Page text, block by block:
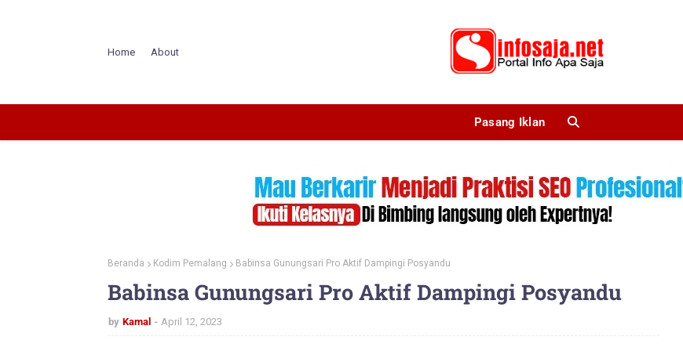
Home About
Pasang Iklan
Beranda Kodim Pemalang Babinsa Gunungsari Pro Aktif Dampingi Posyandu
Babinsa Gunungsari Pro Aktif Dampingi Posyandu
by Kamal April 12, 2023